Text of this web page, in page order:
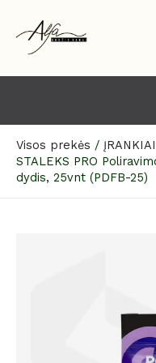
turinio
Visos prekės / ĮRANKIAI
STALEKS PRO
dydis, 25vnt (PDFB-25)